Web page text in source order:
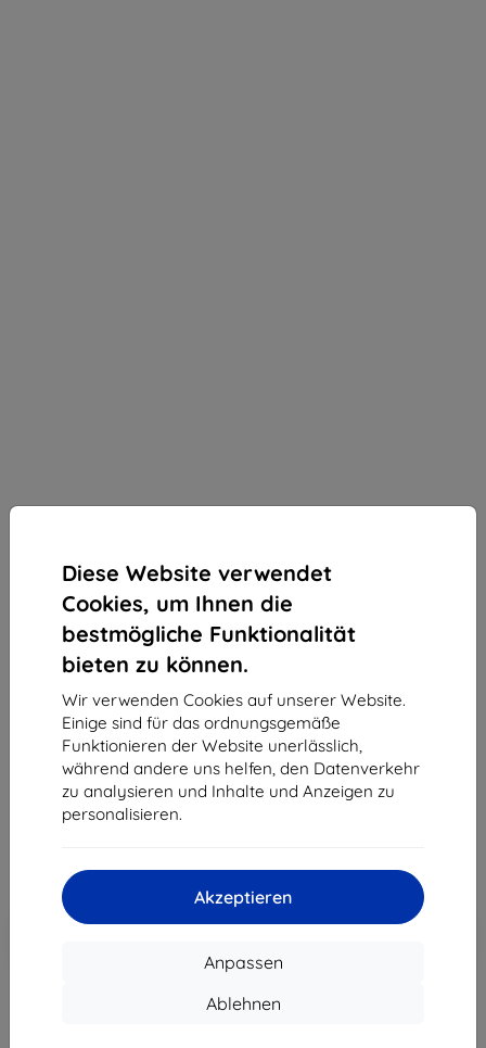
Diese Website verwendet
Cookies, um Ihnen die
bestmögliche Funktionalität
bieten zu können.
Wir verwenden Cookies auf unserer Website.
Einige sind für das ordnungsgemäße
Funktionieren der Website unerlässlich,
während andere uns helfen, den Datenverkehr
zu analysieren und Inhalte und Anzeigen zu
personalisieren.
Akzeptieren
Anpassen
Ablehnen
3MK Silver Protect+ Motorola Moto G52 nass
montierte antimikrobielle Folie
Geeignet für: Motorola Moto G52
Produktbeschreibung
12,90 €
7,12 €
ohne MWSt5,98 €
Rabatt mit Gutschein
In den